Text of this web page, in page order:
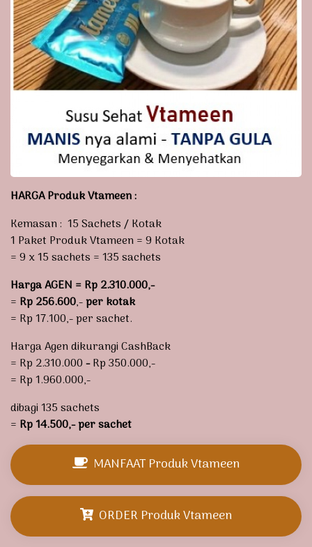
HARGA Produk Vtameen :
Kemasan : 15 Sachets / Kotak
1 Paket Produk Vtameen = 9 Kotak
= 9 x 15 sachets = 135 sachets
Harga AGEN = Rp 2.310.000,-
= Rp 256.600,-per kotak
= Rp 17.100,- per sachet.
Harga Agen dikurangi CashBack
= Rp 2.310.000-Rp 350.000,-
= Rp 1.960.000,-
dibagi 135 sachets
= Rp 14.500,- per sachet
MANFAAT Produk Vtameen
ORDER Produk Vtameen